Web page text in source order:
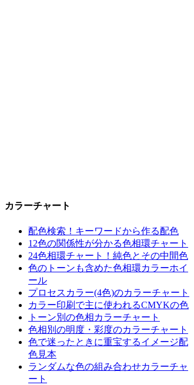
カラーチャート
配色検索！キーワードから作る配色
12色の関係性が分かる色相環チャート
24色相環チャート！純色とその中間色
色のトーンも含めた色相環カラーホイ
ール
プロセスカラー(4色)のカラーチャート
カラー印刷で主に使われるCMYKの色
トーン別の色相カラーチャート
色相別の明度・彩度のカラーチャート
色で迷ったときに重宝するイメージ配
色見本
ランダムな色の組み合わせカラーチャ
ート